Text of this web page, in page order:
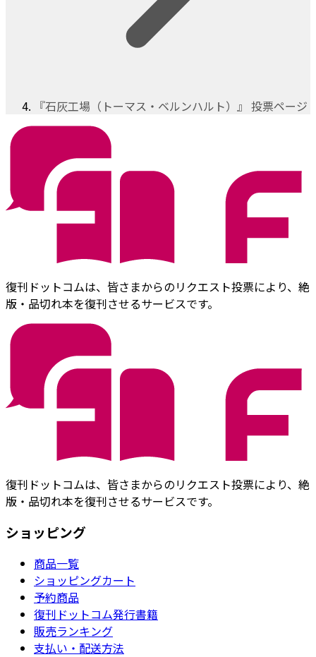
『石灰工場（トーマス・ベルンハルト）』 投票ページ
復刊ドットコムは、皆さまからのリクエスト投票により、絶
版・品切れ本を復刊させるサービスです。
復刊ドットコムは、皆さまからのリクエスト投票により、絶
版・品切れ本を復刊させるサービスです。
ショッピング
商品一覧
ショッピングカート
予約商品
復刊ドットコム発行書籍
販売ランキング
支払い・配送方法